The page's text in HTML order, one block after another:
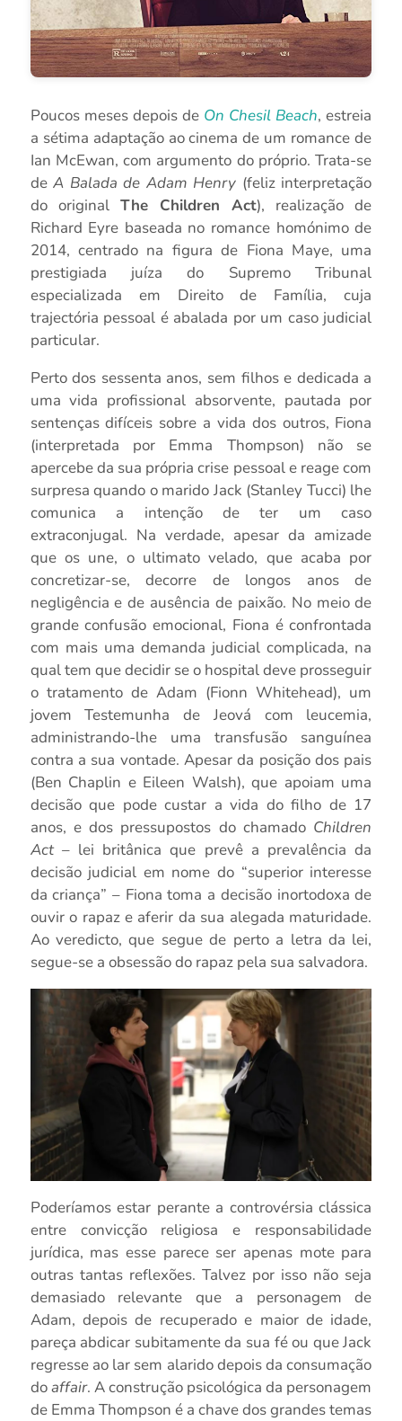
Poucos meses depois de On Chesil Beach, estreia
a sétima adaptação ao cinema de um romance de
Ian McEwan, com argumento do próprio. Trata-se
deA Balada de Adam Henry (feliz interpretação
do original The Children Act), realização de
Richard Eyre baseada no romance homónimo de
2014, centrado na figura de Fiona Maye, uma
prestigiada juíza do Supremo Tribunal
especializada em Direito de Família, cuja
trajectória pessoal é abalada por um caso judicial
particular.
Perto dos sessenta anos, sem filhos e dedicada a
uma vida profissional absorvente, pautada por
sentenças difíceis sobre a vida dos outros, Fiona
(interpretada por Emma Thompson) não se
apercebe da sua própria crise pessoal e reage com
surpresa quando o marido Jack (Stanley Tucci) lhe
comunica a intenção de ter um caso
extraconjugal. Na verdade, apesar da amizade
que os une, o ultimato velado, que acaba por
concretizar-se, decorre de longos anos de
negligência e de ausência de paixão. No meio de
grande confusão emocional, Fiona é confrontada
com mais uma demanda judicial complicada, na
qual tem que decidir se o hospital deve prosseguir
o tratamento de Adam (Fionn Whitehead), um
jovem Testemunha de Jeová com leucemia,
administrando-lhe uma transfusão sanguínea
contra a sua vontade. Apesar da posição dos pais
(Ben Chaplin e Eileen Walsh), que apoiam uma
decisão que pode custar a vida do filho de 17
anos, e dos pressupostos do chamado Children
Act– lei britânica que prevê a prevalência da
decisão judicial em nome do “superior interesse
da criança” – Fiona toma a decisão inortodoxa de
ouvir o rapaz e aferir da sua alegada maturidade.
Ao veredicto, que segue de perto a letra da lei,
segue-se a obsessão do rapaz pela sua salvadora.
Poderíamos estar perante a controvérsia clássica
entre convicção religiosa e responsabilidade
jurídica, mas esse parece ser apenas mote para
outras tantas reflexões. Talvez por isso não seja
demasiado relevante que a personagem de
Adam, depois de recuperado e maior de idade,
pareça abdicar subitamente da sua fé ou que Jack
regresse ao lar sem alarido depois da consumação
doaffair. A construção psicológica da personagem
de Emma Thompson é a chave dos grandes temas